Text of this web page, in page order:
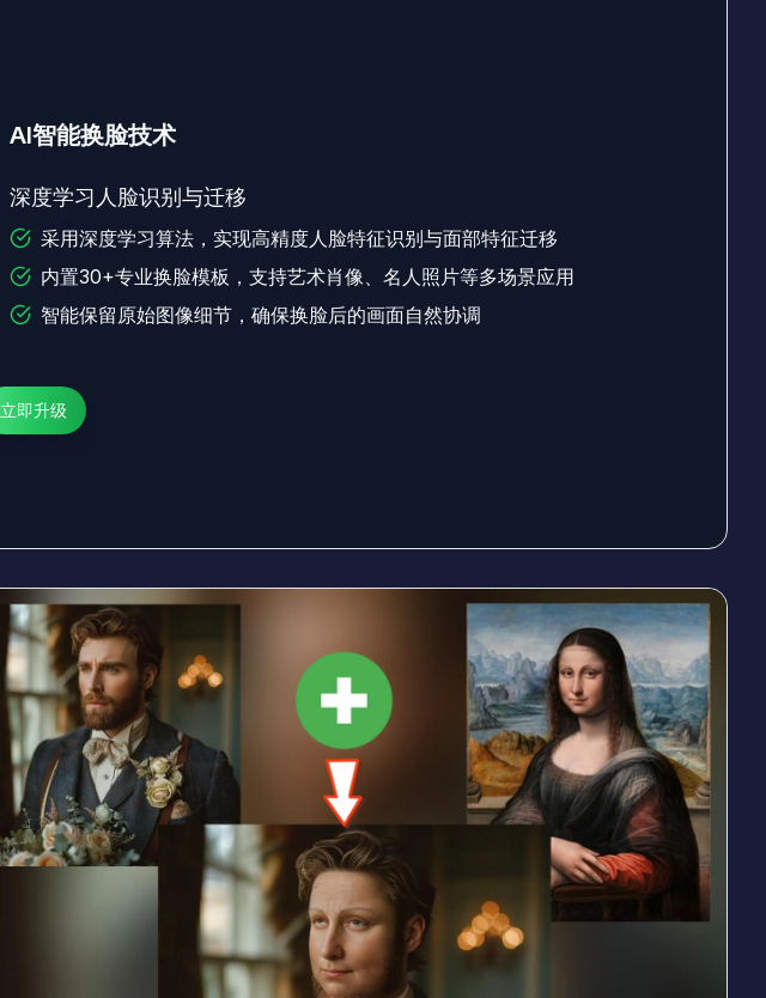
AI智能换脸技术
深度学习人脸识别与迁移
采用深度学习算法，实现高精度人脸特征识别与面部特征迁移
内置30+专业换脸模板，支持艺术肖像、名人照片等多场景应用
智能保留原始图像细节，确保换脸后的画面自然协调
立即升级